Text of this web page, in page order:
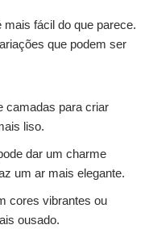
fácil do que parece.
que podem ser
camadas para criar
liso.
dar um charme
um ar mais elegante.
cores vibrantes ou
ousado.